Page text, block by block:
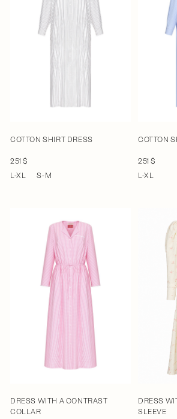
COTTON SHIRT DRESS
251 $
L-XL
S-M
COTTON
251 $
L-XL
DRESS WITH A CONTRAST
COLLAR
DRESS
SLEEVE